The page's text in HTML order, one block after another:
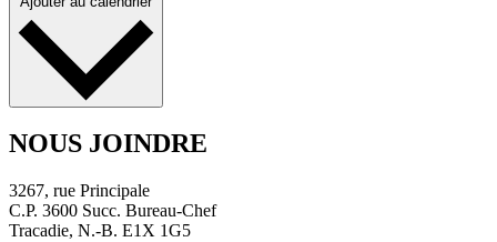
NOUS JOINDRE
3267, rue Principale
C.P. 3600 Succ. Bureau-Chef
Tracadie, N.-B. E1X 1G5